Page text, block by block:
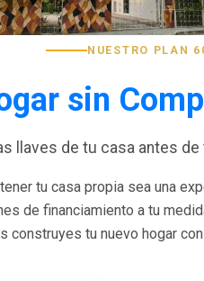
NUESTRO PLAN
sin
llaves de tu casa antes
tu casa propia sea una
de financiamiento a tu
construyes tu nuevo hogar